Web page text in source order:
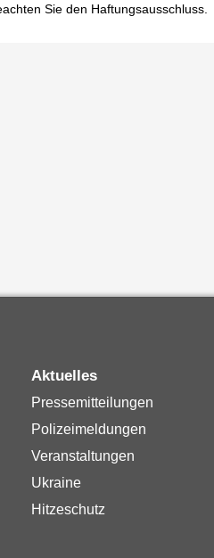
Sie den Haftungsausschluss.
Aktuelles
Pressemitteilungen
Polizeimeldungen
Veranstaltungen
Ukraine
Hitzeschutz